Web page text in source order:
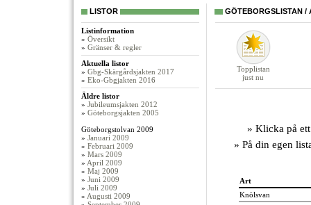
LISTOR
Listinformation
» Översikt
» Gränser & regler
Aktuella listor
» Gbg-Skärgårdsjakten 2017
» Eko-Gbgjakten 2016
Äldre listor
» Jubileumsjakten 2012
» Göteborgsjakten 2005
Göteborgstolvan 2009
» Januari 2009
» Februari 2009
» Mars 2009
» April 2009
» Maj 2009
» Juni 2009
» Juli 2009
» Augusti 2009
GÖTEBORGSLISTAN /
Topplistan
just nu
» Klicka på
» På din egen
Art
Knölsvan